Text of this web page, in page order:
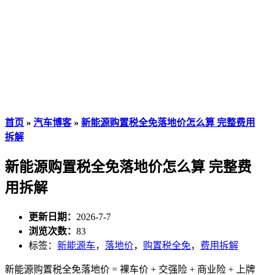
首页 » 汽车博客» 新能源购置税全免落地价怎么算 完整费用
拆解
新能源购置税全免落地价怎么算 完整费
用拆解
更新日期： 2026-7-7
浏览次数： 83
标签： 新能源车， 落地价， 购置税全免， 费用拆解
新能源购置税全免落地价 = 裸车价 + 交强险 + 商业险 + 上牌